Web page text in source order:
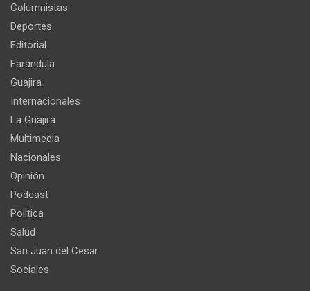
Columnistas
Deportes
Editorial
Farándula
Guajira
Internacionales
La Guajira
Multimedia
Nacionales
Opinión
Podcast
Politica
Salud
San Juan del Cesar
Sociales